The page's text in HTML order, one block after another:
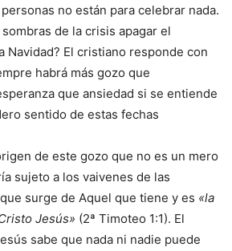
no están para celebrar nada.
de la crisis apagar el
Navidad? El cristiano responde con
habrá más gozo que
que ansiedad si se entiende
sentido de estas fechas
de este gozo que no es un mero
sujeto a los vaivenes de las
surge de Aquel que tiene y es «la
Jesús» (2ª Timoteo 1:1). El
sabe que nada ni nadie puede